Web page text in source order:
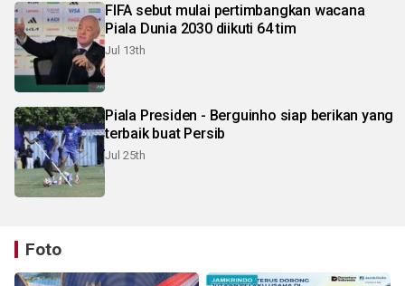
FIFA sebut mulai pertimbangkan wacana
Piala Dunia 2030 diikuti 64 tim
Jul 13th
Piala Presiden - Berguinho siap berikan yang
terbaik buat Persib
Jul 25th
Foto